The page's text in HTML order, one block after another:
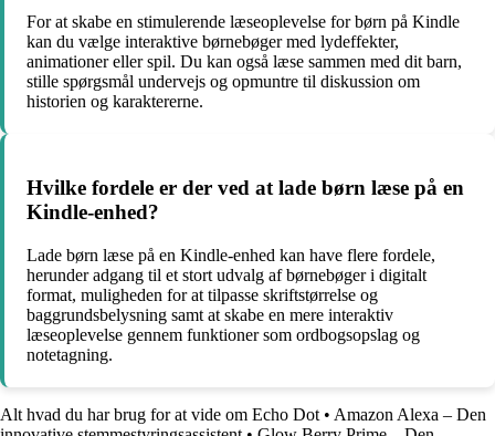
For at skabe en stimulerende læseoplevelse for børn på Kindle
kan du vælge interaktive børnebøger med lydeffekter,
animationer eller spil. Du kan også læse sammen med dit barn,
stille spørgsmål undervejs og opmuntre til diskussion om
historien og karaktererne.
Hvilke fordele er der ved at lade børn læse på en
Kindle-enhed?
Lade børn læse på en Kindle-enhed kan have flere fordele,
herunder adgang til et stort udvalg af børnebøger i digitalt
format, muligheden for at tilpasse skriftstørrelse og
baggrundsbelysning samt at skabe en mere interaktiv
læseoplevelse gennem funktioner som ordbogsopslag og
notetagning.
Alt hvad du har brug for at vide om Echo Dot • Amazon Alexa – Den